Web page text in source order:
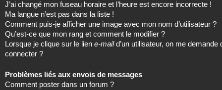
J’ai changé mon fuseau horaire et l’heure est encore incorrecte !
Ma langue n’est pas dans la liste !
Comment puis-je afficher une image avec mon nom d’utilisateur ?
Qu’est-ce que mon rang et comment le modifier ?
Lorsque je clique sur le lien e-maild’un utilisateur, on me demande
connecter ?
Problèmes liés aux envois de messages
Comment poster dans un forum ?